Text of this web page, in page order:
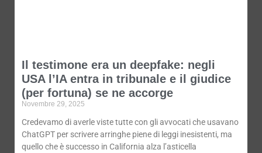
Il testimone era un deepfake: negli
USA l’IA entra in tribunale e il giudice
(per fortuna) se ne accorge
Novembre 29, 2025
Credevamo di averle viste tutte con gli avvocati che usavano
ChatGPT per scrivere arringhe piene di leggi inesistenti, ma
quello che è successo in California alza l’asticella